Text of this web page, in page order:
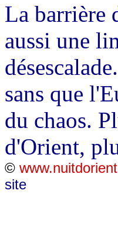
La barrière
aussi une
sans que
du chaos.
d'Orient,
©
site